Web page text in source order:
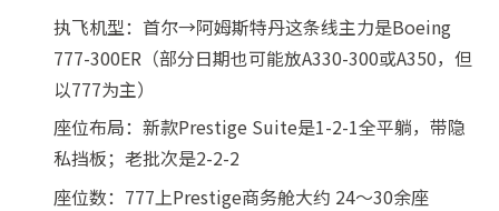
执飞机型：首尔→阿姆斯特丹这条线主力是Boeing
777-300ER（部分日期也可能放A330-300或A350，但
以777为主）
座位布局：新款Prestige Suite是1-2-1全平躺，带隐
私挡板；老批次是2-2-2
座位数：777上Prestige商务舱大约 24～30余座